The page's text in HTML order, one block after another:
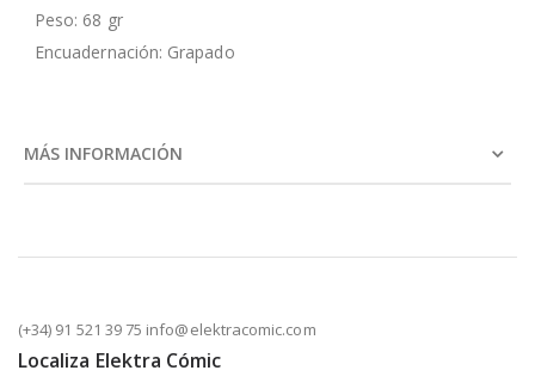
Peso: 68 gr
Encuadernación: Grapado
MÁS INFORMACIÓN
(+34) 91 521 39 75 info@elektracomic.com
Localiza Elektra Cómic